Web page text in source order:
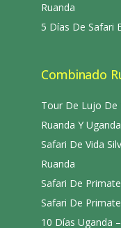
Ruanda
5 Días De Safari
Combinado
Tour De Lujo De
Ruanda Y Uganda
Safari De Vida
Ruanda
Safari De
Safari De
10 Días Uganda